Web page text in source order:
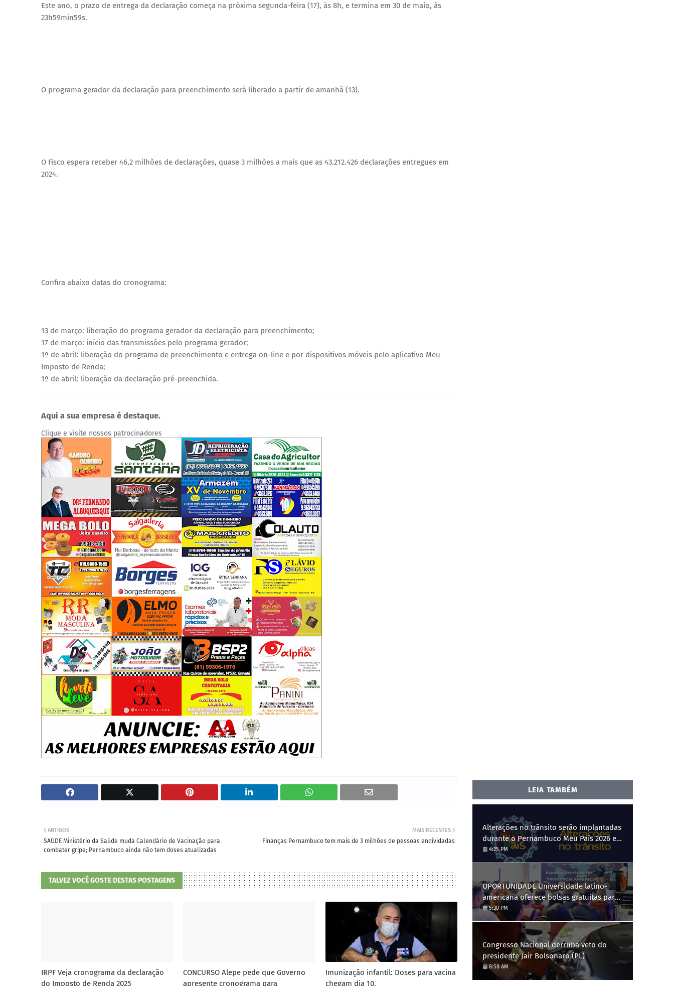
Este ano, o prazo de entrega da declaração começa na próxima segunda-feira (17), às 8h, e termina em 30 de maio, às
23h59min59s.
O programa gerador da declaração para preenchimento será liberado a partir de amanhã (13).
O Fisco espera receber 46,2 milhões de declarações, quase 3 milhões a mais que as 43.212.426 declarações entregues em
2024.
Confira abaixo datas do cronograma:
13 de março: liberação do programa gerador da declaração para preenchimento;
17 de março: início das transmissões pelo programa gerador;
1º de abril: liberação do programa de preenchimento e entrega on-line e por dispositivos móveis pelo aplicativo Meu
Imposto de Renda;
1º de abril: liberação da declaração pré-preenchida.
Aqui a sua empresa é destaque.
Clique e visite nossos patrocinadores
MAIS RECENTES
Finanças Pernambuco tem mais de 3 milhões de pessoas endividadas
ANTIGOS
SAÚDE Ministério da Saúde muda Calendário de Vacinação para
combater gripe; Pernambuco ainda não tem doses atualizadas
TALVEZ VOCÊ GOSTE DESTAS POSTAGENS
IRPF Veja cronograma da declaração
do Imposto de Renda 2025
CONCURSO Alepe pede que Governo
apresente cronograma para
Imunização infantil: Doses para vacina
chegam dia 10.
LEIA TAMBÉM
Alterações no trânsito serão implantadas
durante o Pernambuco Meu País 2026 em
Gravatá, de 29 de julho a 3 de agosto
4:25 PM
OPORTUNIDADE Universidade latino-
americana oferece bolsas gratuitas para
Engenharia de Software; saiba como se
candidatar
5:30 PM
Congresso Nacional derruba veto do
presidente Jair Bolsonaro (PL)
8:58 AM